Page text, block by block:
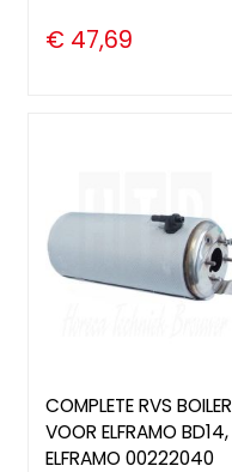
€ 47,69
COMPLETE RVS BOILER
VOOR ELFRAMO BD14,
ELFRAMO 00222040